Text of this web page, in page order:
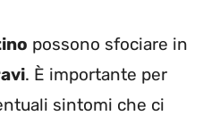
possono sfociare in
. È importante per
sintomi che ci